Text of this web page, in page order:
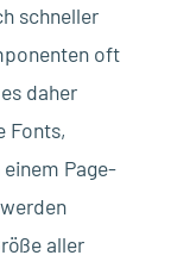
schneller
oft
daher
Fonts,
Page-
aller